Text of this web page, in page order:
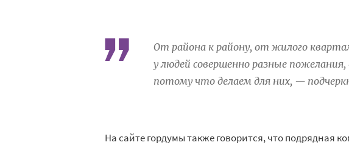
От района к району, от жилого
у людей совершенно разные
потому что делаем для них, —
На сайте гордумы также говорится, что подрядная